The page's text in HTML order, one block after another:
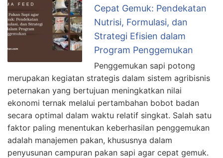
Cepat Gemuk: Pendekatan
Nutrisi, Formulasi, dan
Strategi Efisien dalam
Program Penggemukan
Penggemukan sapi potong
merupakan kegiatan strategis dalam sistem agribisnis
peternakan yang bertujuan meningkatkan nilai
ekonomi ternak melalui pertambahan bobot badan
secara optimal dalam waktu relatif singkat. Salah satu
faktor paling menentukan keberhasilan penggemukan
adalah manajemen pakan, khususnya dalam
penyusunan campuran pakan sapi agar cepat gemuk.